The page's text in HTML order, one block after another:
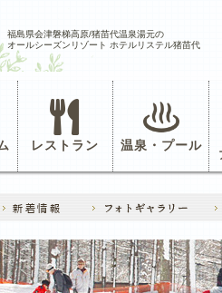
福島県会津磐梯高原/猪苗代温泉湯元の
オールシーズンリゾート ホテルリステル猪苗代
レストラン 温泉・プール